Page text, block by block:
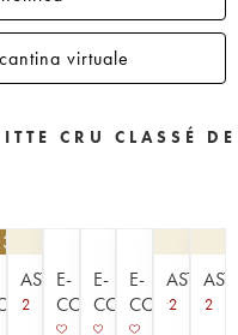
virtuale
CRU CLASSÉ DE
| - 10%
ASTA
2
E-
COMMERCE
E-
COMMERCE
E-
COMMERCE
ASTA
2 2